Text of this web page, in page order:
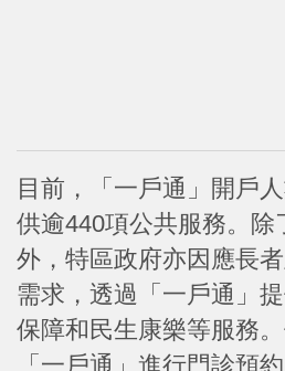
目前，「一戶通」開戶
供逾440項公共服務。除
外，特區政府亦因應長
需求，透過「一戶通」
保障和民生康樂等服務
「一戶通」進行門診預